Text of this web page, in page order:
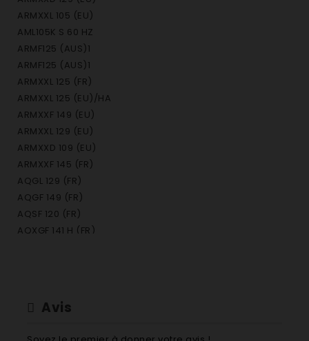
ARMXXL 105 (EU)
AML105K S 60 HZ
ARMF125 (AUS)1
ARMF125 (AUS)1
ARMXXL 125 (FR)
ARMXXL 125 (EU)/HA
ARMXXF 149 (EU)
ARMXXL 129 (EU)
ARMXXD 109 (EU)
ARMXXF 145 (FR)
AQGL 129 (FR)
AQGF 149 (FR)
AQSF 120 (FR)
AQXGF 141 H (FR)
AQXGF 169 (EU) (O)
Avis